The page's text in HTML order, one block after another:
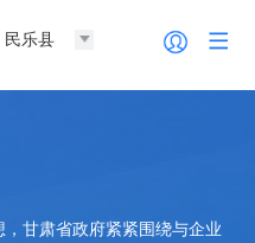
民乐县
甘肃省政府紧紧围绕与企业